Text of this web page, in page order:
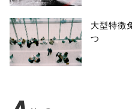
大型特徴
つ